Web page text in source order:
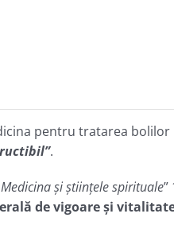
pentru tratarea bolilor
.
Medicina şi ştiinţele spirituale”
de vigoare și